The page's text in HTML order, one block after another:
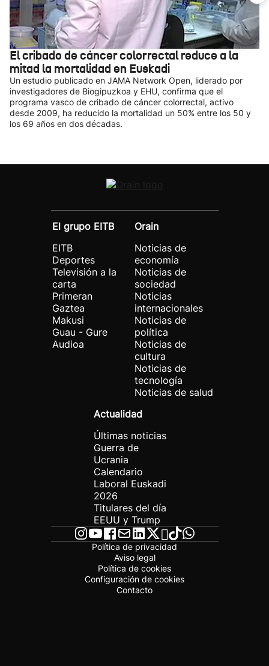
El cribado de cáncer colorrectal reduce a la
mitad la mortalidad en Euskadi
Un estudio publicado en JAMA Network Open, liderado por
investigadores de Biogipuzkoa y EHU, confirma que el
programa vasco de cribado de cáncer colorrectal, activo
desde 2009, ha reducido la mortalidad un 50% entre los 50 y
los 69 años en dos décadas.
El grupo EITB
EITB
Deportes
Televisión a la
carta
Primeran
Gaztea
Makusi
Guau - Gure
Audioa
Orain
Noticias de
economía
Noticias de
sociedad
Noticias
internacionales
Noticias de
política
Noticias de
cultura
Noticias de
tecnología
Noticias de salud
Actualidad
Últimas noticias
Guerra de
Ucrania
Calendario
Laboral Euskadi
2026
Titulares del día
EEUU y Trump
Política de privacidad
Aviso legal
Política de cookies
Configuración de cookies
Contacto